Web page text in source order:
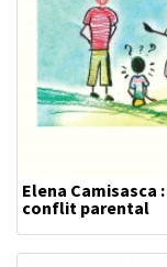
Elena Camisasca
conflit parental